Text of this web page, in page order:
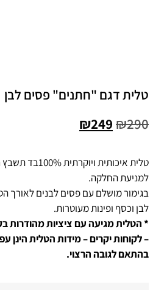
טלית דגם "חתנים" פסים לבן
₪290
₪249
טלית איכותית
למניעת החלקה.
בגימור מושלם עם פסים לבנים לאורך
לבן וכסף ופינות מעוטרות.
* הטלית מגיעה עם ציציות מהודרות
– לקוחות יקרים – מידות הטלית הינן
בהתאם לגובה הרצוי.